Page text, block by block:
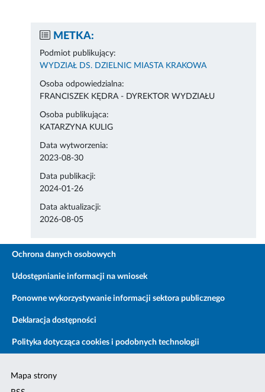
METKA:
Podmiot publikujący:
WYDZIAŁ DS. DZIELNIC MIASTA KRAKOWA
Osoba odpowiedzialna:
FRANCISZEK KĘDRA - DYREKTOR WYDZIAŁU
Osoba publikująca:
KATARZYNA KULIG
Data wytworzenia:
2023-08-30
Data publikacji:
2024-01-26
Data aktualizacji:
2026-08-05
Ochrona danych osobowych
Udostępnianie informacji na wniosek
Ponowne wykorzystywanie informacji sektora publicznego
Deklaracja dostępności
Polityka dotycząca cookies i podobnych technologii
Mapa strony